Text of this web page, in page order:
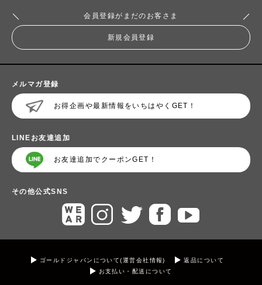
会員登録がまだのお客さま
新規会員登録
メルマガ登録
お得企画や最新情報をいちはやくGET！
LINEお友達追加
お友達追加でクーポンGET！
その他公式SNS
ゴールドジャパンについて(運営会社情報)
返品について
お支払い・配送について